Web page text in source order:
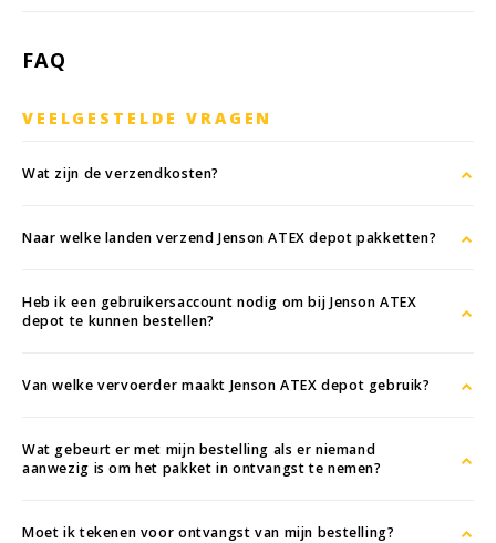
FAQ
VEELGESTELDE VRAGEN
Wat zijn de verzendkosten?
Naar welke landen verzend Jenson ATEX depot pakketten?
Heb ik een gebruikersaccount nodig om bij Jenson ATEX
depot te kunnen bestellen?
Van welke vervoerder maakt Jenson ATEX depot gebruik?
Wat gebeurt er met mijn bestelling als er niemand
aanwezig is om het pakket in ontvangst te nemen?
Moet ik tekenen voor ontvangst van mijn bestelling?